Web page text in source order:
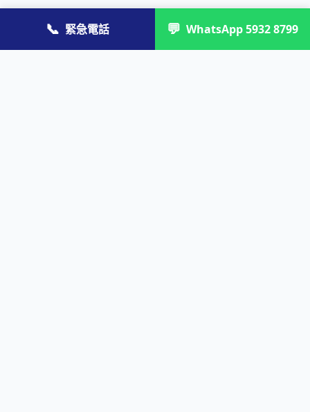
需要行李箱維修 (深水埗)服務？
📞 緊急電話 💬 WhatsApp 5932 8799